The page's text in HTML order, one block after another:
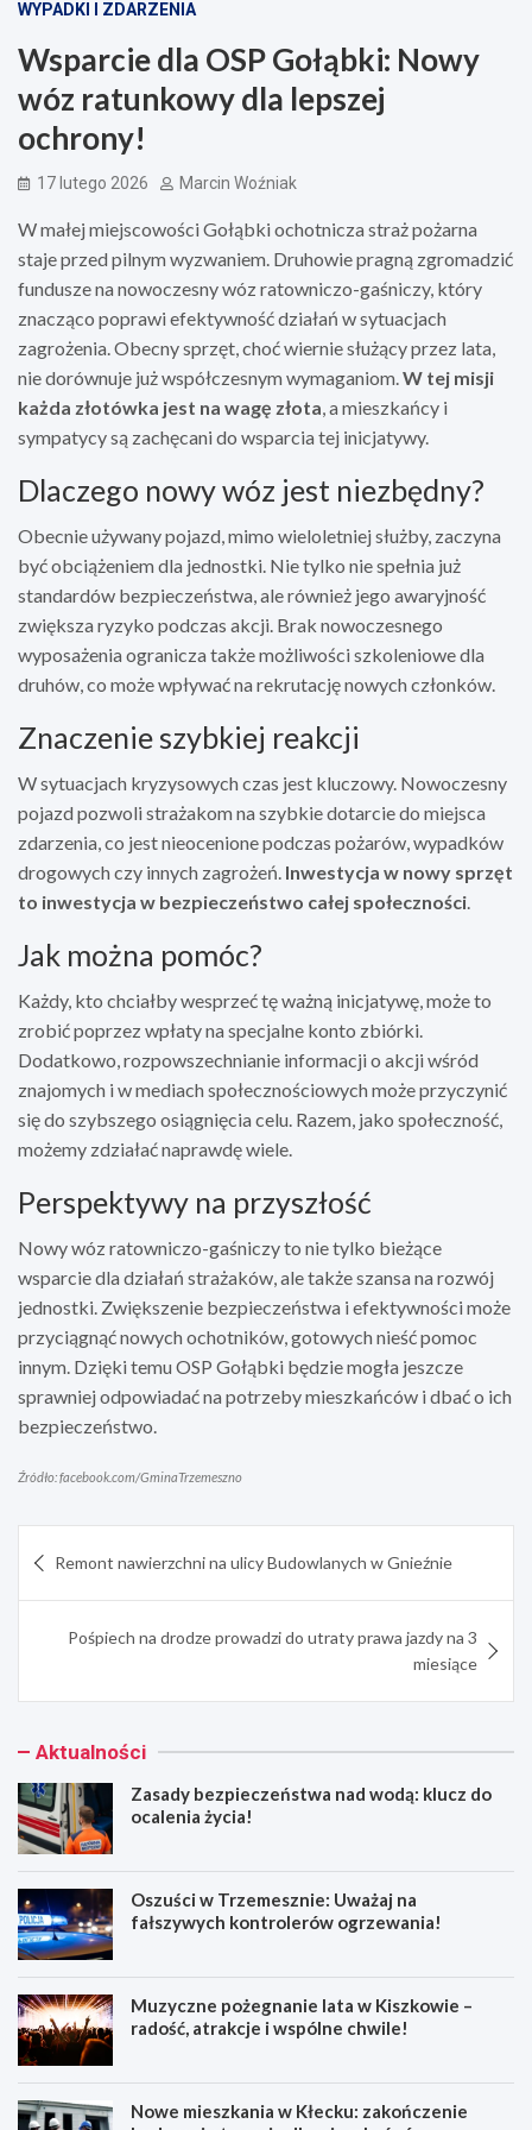
WYPADKI I ZDARZENIA
Wsparcie dla OSP Gołąbki: Nowy
wóz ratunkowy dla lepszej
ochrony!
17 lutego 2026 Marcin Woźniak
W małej miejscowości Gołąbki ochotnicza straż pożarna
staje przed pilnym wyzwaniem. Druhowie pragną zgromadzić
fundusze na nowoczesny wóz ratowniczo-gaśniczy, który
znacząco poprawi efektywność działań w sytuacjach
zagrożenia. Obecny sprzęt, choć wiernie służący przez lata,
nie dorównuje już współczesnym wymaganiom.W tej misji
każda złotówka jest na wagę złota, a mieszkańcy i
sympatycy są zachęcani do wsparcia tej inicjatywy.
Dlaczego nowy wóz jest niezbędny?
Obecnie używany pojazd, mimo wieloletniej służby, zaczyna
być obciążeniem dla jednostki. Nie tylko nie spełnia już
standardów bezpieczeństwa, ale również jego awaryjność
zwiększa ryzyko podczas akcji. Brak nowoczesnego
wyposażenia ogranicza także możliwości szkoleniowe dla
druhów, co może wpływać na rekrutację nowych członków.
Znaczenie szybkiej reakcji
W sytuacjach kryzysowych czas jest kluczowy. Nowoczesny
pojazd pozwoli strażakom na szybkie dotarcie do miejsca
zdarzenia, co jest nieocenione podczas pożarów, wypadków
drogowych czy innych zagrożeń. Inwestycja w nowy sprzęt
to inwestycja w bezpieczeństwo całej społeczności.
Jak można pomóc?
Każdy, kto chciałby wesprzeć tę ważną inicjatywę, może to
zrobić poprzez wpłaty na specjalne konto zbiórki.
Dodatkowo, rozpowszechnianie informacji o akcji wśród
znajomych i w mediach społecznościowych może przyczynić
się do szybszego osiągnięcia celu. Razem, jako społeczność,
możemy zdziałać naprawdę wiele.
Perspektywy na przyszłość
Nowy wóz ratowniczo-gaśniczy to nie tylko bieżące
wsparcie dla działań strażaków, ale także szansa na rozwój
jednostki. Zwiększenie bezpieczeństwa i efektywności może
przyciągnąć nowych ochotników, gotowych nieść pomoc
innym. Dzięki temu OSP Gołąbki będzie mogła jeszcze
sprawniej odpowiadać na potrzeby mieszkańców i dbać o ich
bezpieczeństwo.
Źródło: facebook.com/GminaTrzemeszno
wpisu
Remont nawierzchni na ulicy Budowlanych w Gnieźnie
Pośpiech na drodze prowadzi do utraty prawa jazdy na 3
miesiące
Aktualności
Zasady bezpieczeństwa nad wodą: klucz do
ocalenia życia!
Oszuści w Trzemesznie: Uważaj na
fałszywych kontrolerów ogrzewania!
Muzyczne pożegnanie lata w Kiszkowie –
radość, atrakcje i wspólne chwile!
Nowe mieszkania w Kłecku: zakończenie